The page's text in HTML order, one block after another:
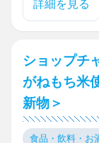
詳細を見る
ショップチ
がねもち米
新物＞
食品・飲料・お